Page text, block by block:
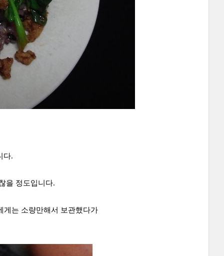
다.
을 정도입니다.
게는 소량만해서 보관했다가